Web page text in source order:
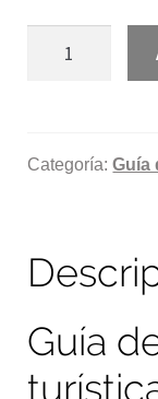
2026
de
Información
Turística
y
Toledo
Categoría:Guía
Guía